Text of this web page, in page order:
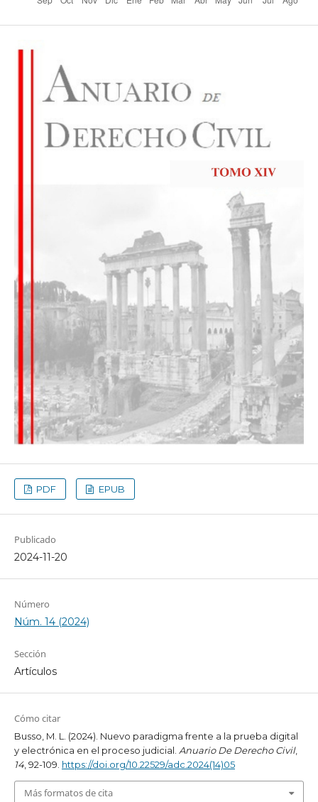
PDF EPUB
Publicado
2024-11-20
Número
Núm. 14 (2024)
Sección
Artículos
Cómo citar
Busso, M. L. (2024). Nuevo paradigma frente a la prueba digital
y electrónica en el proceso judicial. Anuario De Derecho Civil,
14, 92-109. https://doi.org/10.22529/adc.2024(14)05
Más formatos de cita